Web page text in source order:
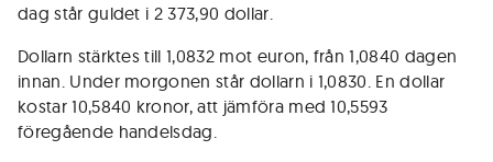
dag står guldet i 2 373,90 dollar.
Dollarn stärktes till 1,0832 mot euron, från 1,0840 dagen
innan. Under morgonen står dollarn i 1,0830. En dollar
kostar 10,5840 kronor, att jämföra med 10,5593
föregående handelsdag.